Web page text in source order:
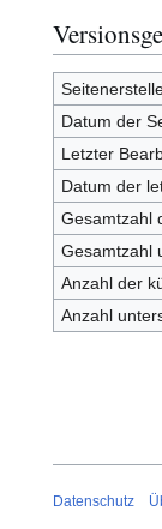
Datum der
Letzter
Datum der
Gesamtzahl
Gesamtzahl
Anzahl der
Anzahl
Datenschutz